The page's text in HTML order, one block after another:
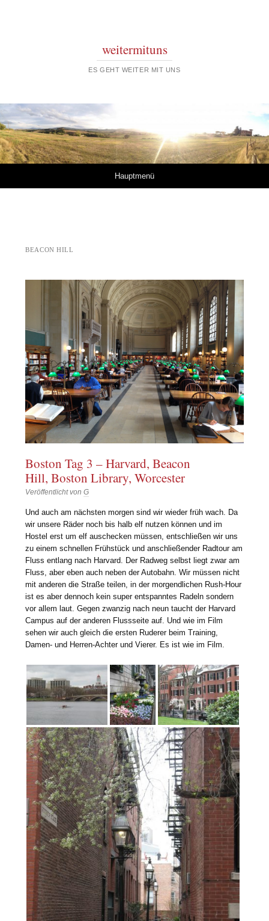
weitermituns
ES GEHT WEITER MIT UNS
Hauptmenü
BEACON HILL
Boston Tag 3 – Harvard, Beacon
Hill, Boston Library, Worcester
Veröffentlicht vonG
Und auch am nächsten morgen sind wir wieder früh wach. Da
wir unsere Räder noch bis halb elf nutzen können und im
Hostel erst um elf auschecken müssen, entschließen wir uns
zu einem schnellen Frühstück und anschließender Radtour am
Fluss entlang nach Harvard. Der Radweg selbst liegt zwar am
Fluss, aber eben auch neben der Autobahn. Wir müssen nicht
mit anderen die Straße teilen, in der morgendlichen Rush-Hour
ist es aber dennoch kein super entspanntes Radeln sondern
vor allem laut. Gegen zwanzig nach neun taucht der Harvard
Campus auf der anderen Flussseite auf. Und wie im Film
sehen wir auch gleich die ersten Ruderer beim Training,
Damen- und Herren-Achter und Vierer. Es ist wie im Film.